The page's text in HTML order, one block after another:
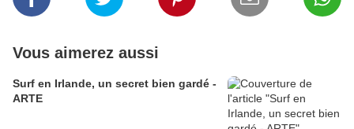
Vous aimerez aussi
Surf en Irlande, un secret bien gardé -
ARTE